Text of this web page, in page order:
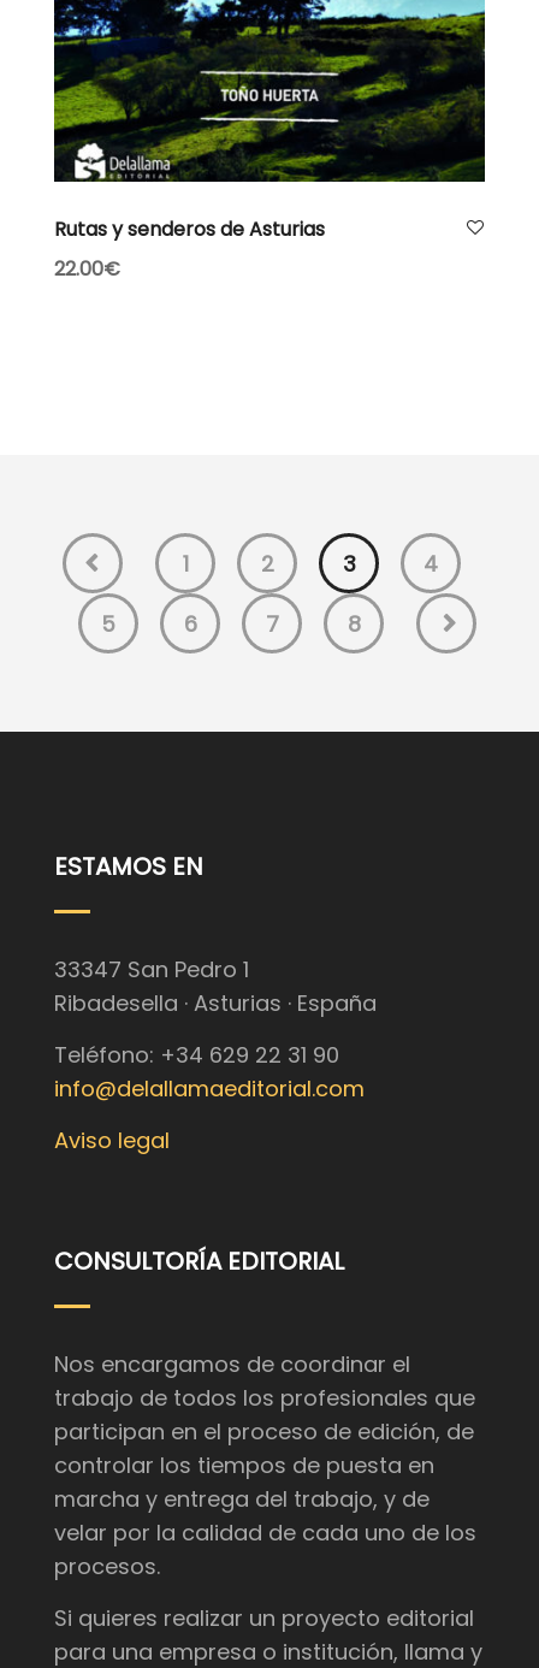
Leer más
Rutas y senderos de Asturias
22.00€
1 2 3
4
5
6 7 8
ESTAMOS EN
33347 San Pedro 1
Ribadesella · Asturias · España
Teléfono: +34 629 22 31 90
info@delallamaeditorial.com
Aviso legal
CONSULTORÍA EDITORIAL
Nos encargamos de coordinar el
trabajo de todos los profesionales que
participan en el proceso de edición, de
controlar los tiempos de puesta en
marcha y entrega del trabajo, y de
velar por la calidad de cada uno de los
procesos.
Si quieres realizar un proyecto editorial
para una empresa o institución, llama y